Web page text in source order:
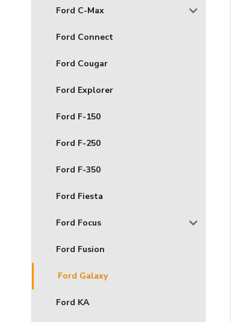
Ford C-Max
Ford Connect
Ford Cougar
Ford Explorer
Ford F-150
Ford F-250
Ford F-350
Ford Fiesta
Ford Focus
Ford Fusion
Ford Galaxy
Ford KA